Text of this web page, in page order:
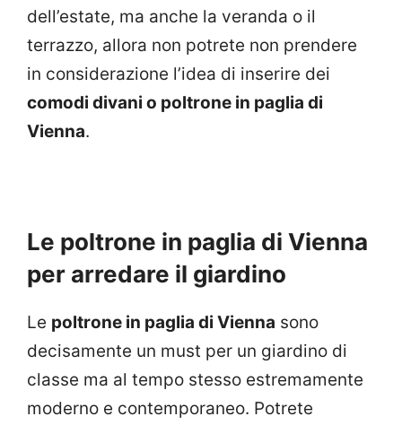
dell’estate, ma anche la veranda o il
terrazzo, allora non potrete non prendere
in considerazione l’idea di inserire dei
comodi divani o poltrone in paglia di
Vienna.
Le poltrone in paglia di Vienna
per arredare il giardino
Le poltrone in paglia di Vienna sono
decisamente un must per un giardino di
classe ma al tempo stesso estremamente
moderno e contemporaneo. Potrete